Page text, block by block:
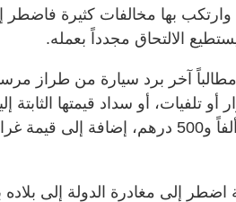
بها مخالفات كثيرة فاضطر
الالتحاق مجدداً بعمله.
آخر برد سيارة من طراز
تلفيات، أو سداد قيمتها الثابتة
بيع السيارة عندما سلمها إليه بقيمة 118 ألفاً و500 درهم، إضافة إلى
إلى مغادرة الدولة إلى بلاده